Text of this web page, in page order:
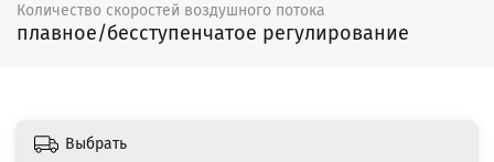
Количество скоростей воздушного потока
плавное/бесступенчатое регулирование
Выбрать